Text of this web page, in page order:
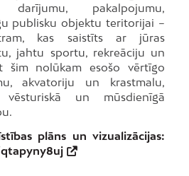
darījumu, pakalpojumu,
publisku objektu teritorijai –
kas saistīts ar jūras
jahtu sportu, rekreāciju un
šim nolūkam esošo vērtīgo
akvatoriju un krastmalu,
un mūsdienīgā
plāns un vizualizācijas: